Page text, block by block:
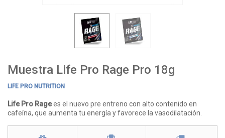
Muestra Life Pro Rage Pro 18g
LIFE PRO NUTRITION
Life Pro Ragees el nuevo pre entreno con alto contenido en
cafeína, que aumenta tu energía y favorece la vasodilatación.